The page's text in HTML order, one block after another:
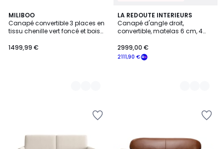
MILIBOO
Canapé convertible 3 places en
tissu chenille vert foncé et bois
SKANDY
1499,99 €
3
Couleurs
LA REDOUTE INTERIEURS
Canapé d'angle droit,
convertible, matelas 6 cm, 4
2111,90 €
2999,00 €
9
Couleurs